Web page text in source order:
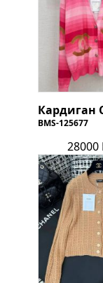
Кардиган
BMS-125677
28000